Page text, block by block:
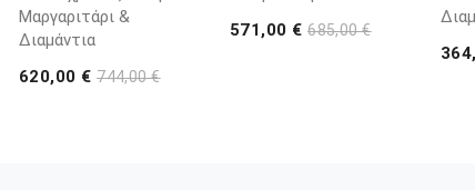
Μαργαριτάρι &
Διαμάντια
620,00 €744,00 €
571,00 €685,00 €